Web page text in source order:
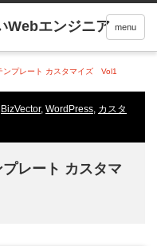
menu
ンプレート カスタマイズ Vol1
BizVector, WordPress, カスタ
レート カスタマ